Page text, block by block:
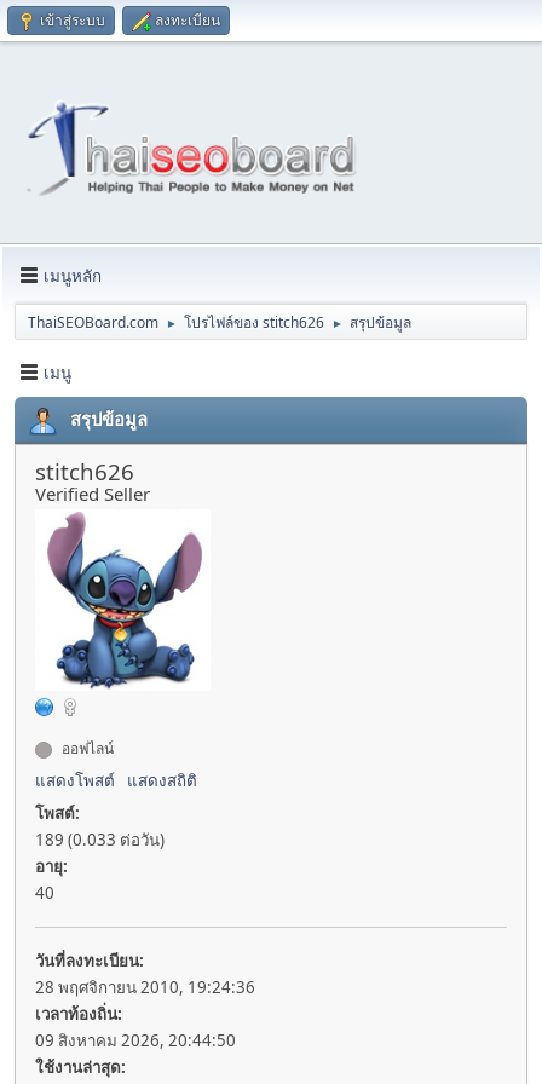
เข้าสู่ระบบ ลงทะเบียน
เมนูหลัก
ThaiSEOBoard.com ► โปรไฟล์ของ stitch626 ► สรุปข้อมูล
เมนู
สรุปข้อมูล
stitch626
Verified Seller
ออฟไลน์
แสดงโพสต์
แสดงสถิติ
โพสต์:
189 (0.033 ต่อวัน)
อายุ:
40
วันที่ลงทะเบียน:
28 พฤศจิกายน 2010, 19:24:36
เวลาท้องถิ่น:
09 สิงหาคม 2026, 20:44:50
ใช้งานล่าสุด: